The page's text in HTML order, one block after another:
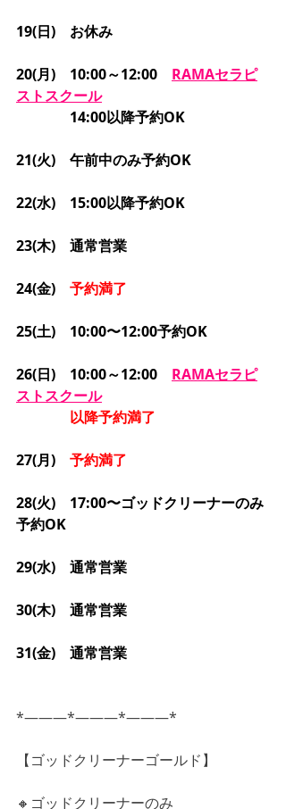
19(日)　お休み
20(月)　10:00～12:00 RAMAセラピ
ストスクール
14:00以降予約OK
21(火)　午前中のみ予約OK
22(水)　15:00以降予約OK
23(木)　通常営業
24(金) 予約満了
25(土)　10:00〜12:00予約OK
26(日)　10:00～12:00 RAMAセラピ
ストスクール
以降予約満了
27(月) 予約満了
28(火)　17:00〜ゴッドクリーナーのみ
予約OK
29(水)　通常営業
30(木)　通常営業
31(金)　通常営業
*―――*―――*―――*
【ゴッドクリーナーゴールド】
🔸ゴッドクリーナーのみ